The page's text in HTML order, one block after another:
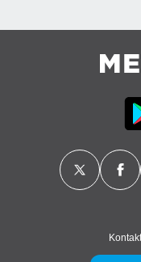
Kontakt